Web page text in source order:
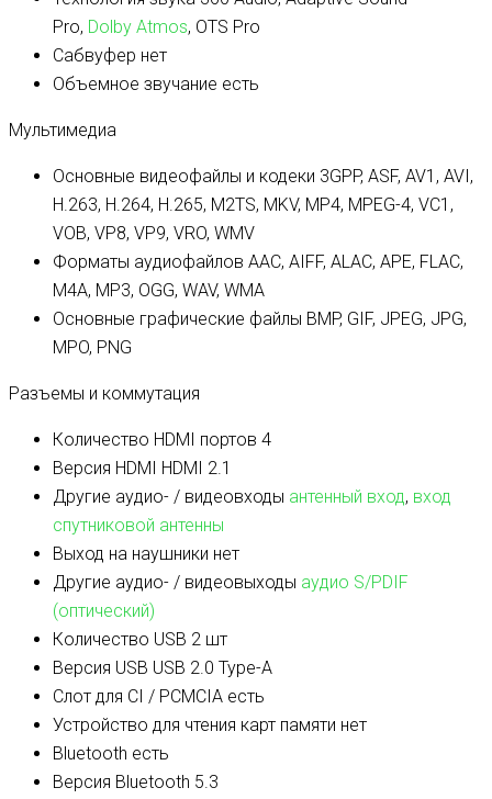
Pro, Dolby Atmos, OTS Pro
Сабвуфер нет
Объемное звучание есть
Мультимедиа
Основные видеофайлы и кодеки 3GPP, ASF, AV1, AVI,
H.263, H.264, H.265, M2TS, MKV, MP4, MPEG-4, VC1,
VOB, VP8, VP9, VRO, WMV
Форматы аудиофайлов AAC, AIFF, ALAC, APE, FLAC,
M4A, MP3, OGG, WAV, WMA
Основные графические файлы BMP, GIF, JPEG, JPG,
MPO, PNG
Разъемы и коммутация
Количество HDMI портов 4
Версия HDMI
HDMI 2.1
Другие аудио- / видеовходы антенный вход, вход
спутниковой антенны
Выход на наушники нет
Другие аудио- / видеовыходы аудио S/PDIF
(оптический)
Количество USB 2 шт
Версия USB USB 2.0 Type-A
Слот для CI / PCMCIA есть
Устройство для чтения карт памяти нет
Bluetooth есть
Версия Bluetooth 5.3